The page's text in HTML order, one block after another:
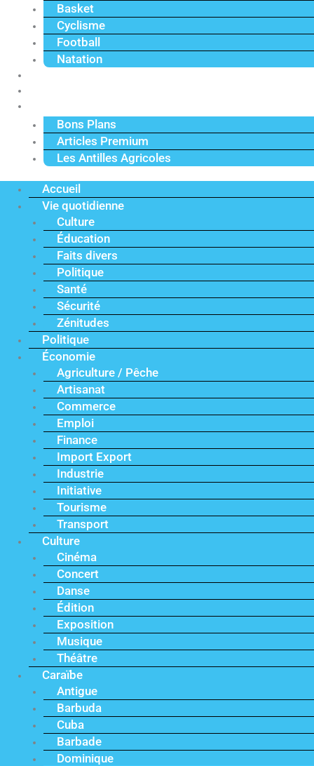
Basket
Cyclisme
Football
Natation
Bons Plans
Articles Premium
Les Antilles Agricoles
Accueil
Vie quotidienne
Culture
Éducation
Faits divers
Politique
Santé
Sécurité
Zénitudes
Politique
Économie
Agriculture / Pêche
Artisanat
Commerce
Emploi
Finance
Import Export
Industrie
Initiative
Tourisme
Transport
Culture
Cinéma
Concert
Danse
Édition
Exposition
Musique
Théâtre
Caraïbe
Antigue
Barbuda
Cuba
Barbade
Dominique